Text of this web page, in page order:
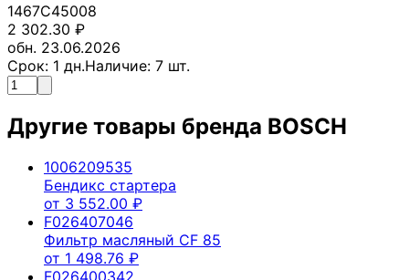
1467C45008
2 302.30 ₽
обн. 23.06.2026
Срок: 1 дн.Наличие: 7 шт.
Другие товары бренда BOSCH
1006209535
Бендикс стартера
от 3 552.00 ₽
F026407046
Фильтр масляный CF 85
от 1 498.76 ₽
F026400342